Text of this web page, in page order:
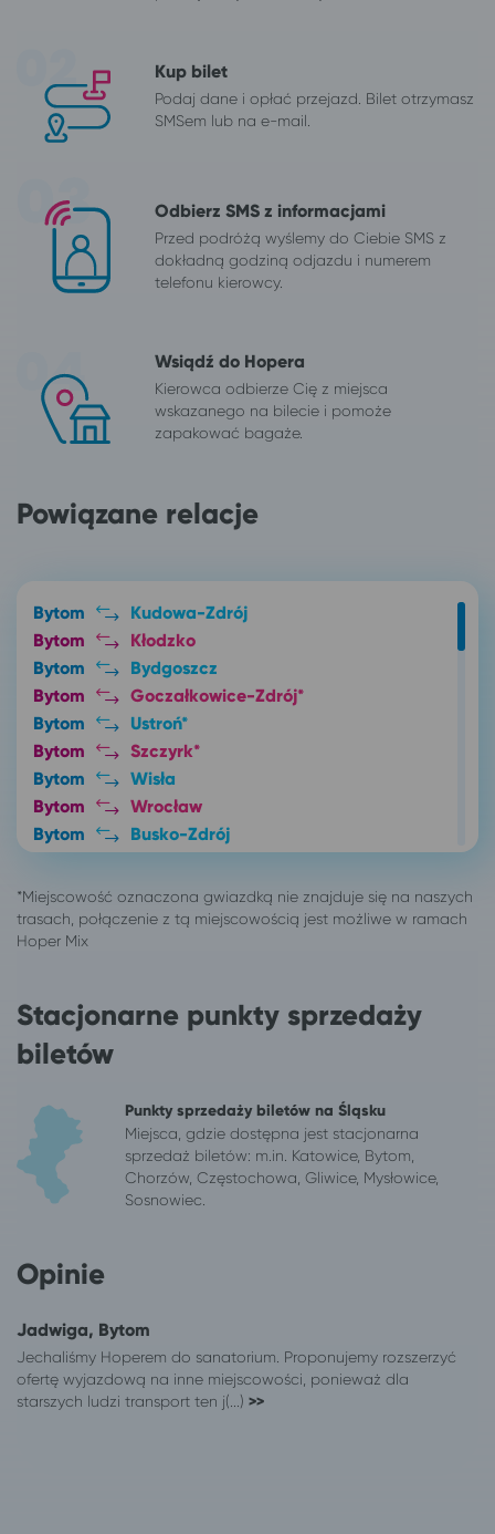
Kup bilet
Podaj dane i opłać przejazd. Bilet otrzymasz
SMSem lub na e-mail.
Odbierz SMS z informacjami
Przed podróżą wyślemy do Ciebie SMS z
dokładną godziną odjazdu i numerem
telefonu kierowcy.
Wsiądź do Hopera
Kierowca odbierze Cię z miejsca
wskazanego na bilecie i pomoże
zapakować bagaże.
Powiązane relacje
Bytom
Kudowa-Zdrój
Bytom
Kłodzko
Bytom
Bydgoszcz
Bytom
Goczałkowice-Zdrój*
Bytom
Ustroń*
Bytom
Szczyrk*
Bytom
Wisła
Bytom
Wrocław
Bytom
Busko-Zdrój
Bytom
Świeradów-Zdrój
Bytom
Kraków
Bytom
Bytom
Bytom
Lądek-Zdrój
Bytom
Bytom
Toruń
Bytom
Gdynia
Bytom
Władysławowo
Bytom
Mielno
Bytom
555 lokalizacji
Białystok
Karwia
Kalisz
Karwia
Karwia
Gdańsk
Stacjonarne punkty sprzedaży
biletów
Punkty sprzedaży biletów na Śląsku
Miejsca, gdzie dostępna jest stacjonarna
sprzedaż biletów: m.in. Katowice, Bytom,
Chorzów, Częstochowa, Gliwice, Mysłowice,
Sosnowiec.
Opinie
Jadwiga, Bytom
Jechaliśmy Hoperem do sanatorium. Proponujemy rozszerzyć
ofertę wyjazdową na inne miejscowości, ponieważ dla
starszych ludzi transport ten j(...) >>